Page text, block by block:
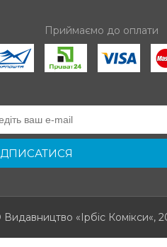
Приймаємо до оплати
Видавництво «Ірбіс Комікси«,